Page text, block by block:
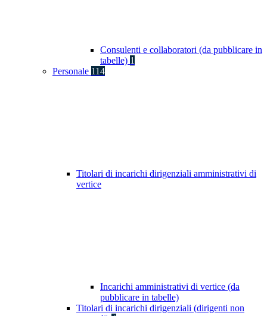
Consulenti e collaboratori (da pubblicare in
tabelle) 1
Personale 114
Titolari di incarichi dirigenziali amministrativi di
vertice
Incarichi amministrativi di vertice (da
pubblicare in tabelle)
Titolari di incarichi dirigenziali (dirigenti non